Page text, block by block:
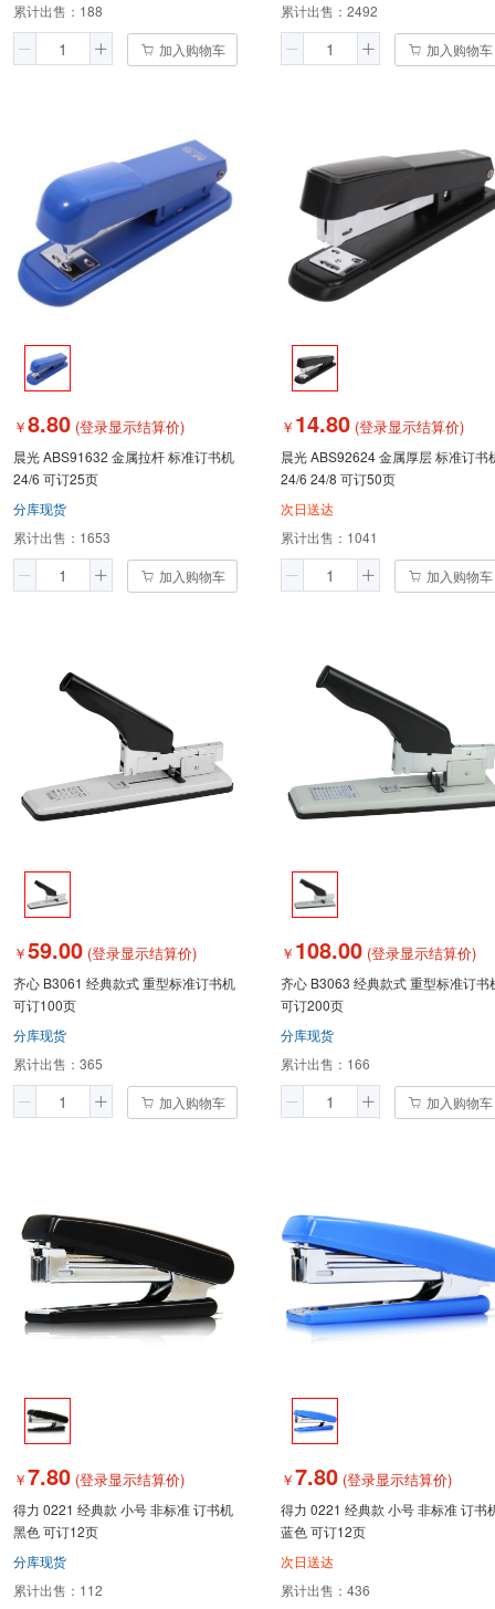
累计出售： 188
加入购物车
累计出售： 2492
加入购物车
￥8.80 (登录显示结算价)
晨光 ABS91632 金属拉杆 标准订书机
24/6 可订25页
分库现货
累计出售： 1653
加入购物车
￥ 14.80 (登录显示结算价)
晨光 ABS92624 金属厚层 标准订书
24/6 24/8 可订50页
次日送达
累计出售： 1041
加入购物车
￥59.00 (登录显示结算价)
齐心 B3061 经典款式 重型标准订书机
可订100页
分库现货
累计出售： 365
加入购物车
￥ 108.00 (登录显示结算价)
齐心 B3063 经典款式 重型标准订书
可订200页
分库现货
累计出售： 166
加入购物车
￥7.80 (登录显示结算价)
得力 0221 经典款 小号 非标准 订书机
黑色 可订12页
分库现货
累计出售： 112
￥7.80 (登录显示结算价)
得力 0221 经典款 小号 非标准 订书
蓝色 可订12页
次日送达
累计出售： 436